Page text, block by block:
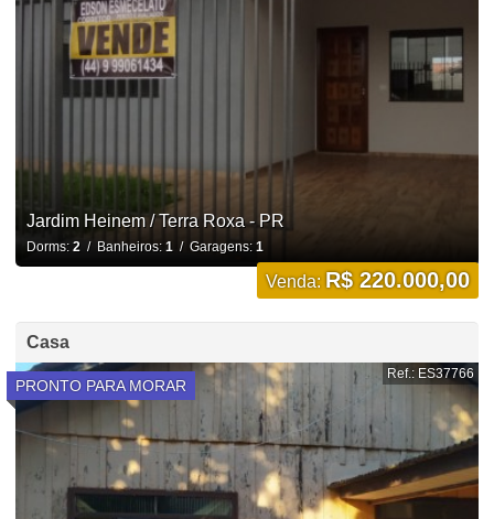
Jardim Heinem / Terra Roxa - PR
Dorms: 2/ Banheiros: 1/ Garagens: 1
Venda: R$ 220.000,00
Casa
PRONTO PARA MORAR
Ref.: ES37766